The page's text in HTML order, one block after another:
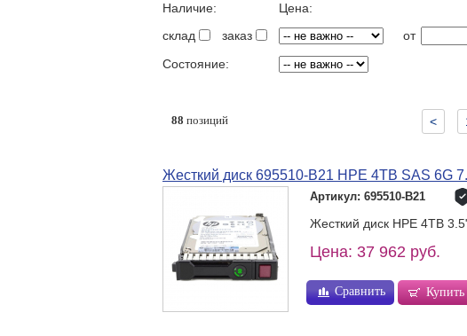
Наличие:
Цена:
склад
заказ от
Состояние:
88 позиций <
Жесткий диск 695510-B21 HPE 4TB SAS 6G
Артикул: 695510-B21
Жесткий диск HPE 4TB
Цена: 37 962 руб.
Сравнить Купить